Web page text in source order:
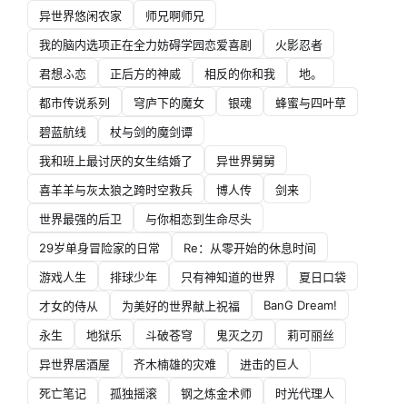
异世界悠闲农家
师兄啊师兄
我的脑内选项正在全力妨碍学园恋爱喜剧
火影忍者
君想ふ恋
正后方的神威 相反的你和我
地。
都市传说系列
穹庐下的魔女 银魂
蜂蜜与四叶草
碧蓝航线
杖与剑的魔剑谭
我和班上最讨厌的女生结婚了
异世界舅舅
喜羊羊与灰太狼之跨时空救兵
博人传
剑来
世界最强的后卫
与你相恋到生命尽头
29岁单身冒险家的日常
Re：从零开始的休息时间
游戏人生
排球少年 只有神知道的世界
夏日口袋
才女的侍从
为美好的世界献上祝福 BanG Dream!
永生 地狱乐 斗破苍穹 鬼灭之刃
莉可丽丝
异世界居酒屋
齐木楠雄的灾难
进击的巨人
死亡笔记
孤独摇滚 钢之炼金术师
时光代理人